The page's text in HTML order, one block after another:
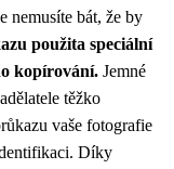
nemusíte bát, že by
použita speciální
kopírování. Jemné
těžko
vaše fotografie
Díky